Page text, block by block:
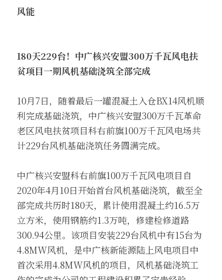
风能
180天229台！中广核兴安盟300万千瓦风电扶
贫项目一期风机基础浇筑全部完成
10月7日，随着最后一罐混凝土入仓BX14风机顺
利完成基础浇筑，中广核兴安盟300万千瓦革命
老区风电扶贫项目科右前旗100万千瓦风电场共
计229台风机基础浇筑任务圆满完成。
中广核兴安盟科右前旗100万千瓦风电项目自
2020年4月10日开始首台风机基础浇筑，截至全
部完成共历时180天，累计使用混凝土约16.5万
立方米，使用钢筋约1.3万吨，修建检修道路
300.94公里。该项目安装229台风机中有15台为
4.8MW风机，是中广核新能源陆上风电项目中
首次采用4.8MW风机的项目，风机基础浇筑工